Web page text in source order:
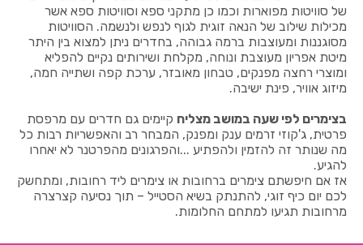
של סוויטות מפוארות וכמו כן מתקני ספא וסוויטות ספא אשר
מכילות שילוב של הנאה זוגית לגוף לנפש ולנשמה. הסוויטות
מסוגננות ומעוצבות ברמה גבוהה, בחדרים ניתן למצוא בין היתר
מיטת אפריון מעוצבת ונוחה, מקלחת ושירותים נקיים להפליא
ומוצרי רחצה מפנקים, טבחון מאובזר, ערכת קפה ושתייה חמה,
מיזוג אוויר, פינת ישיבה.
בצימרים לפי שעה במושב מצליח קיימים גם חדרים עם מרפסת
פרטית, ג'קוזי זרמים ענק ומפנק, המבחר רב והאפשריות רבות כל
מה שנותר זה להזמין ולהפתיע ...והפרגונים מהפרטנר לא יאחרו
להגיע.
אז אם חיפשתם צימרים ברחובות או צימרים ליד רחובות, ומתחשק
לכם יום כיף זוגי, להתנתק בשיא הסטייל – תוך נסיעה קצרצרה
מרחובות תגיעו למתחם החלומות.